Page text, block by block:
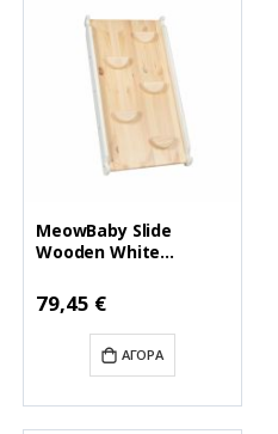
MeowBaby Slide
Wooden White
(MEBZWD001EU)
79,45 €
ΑΓΟΡΆ